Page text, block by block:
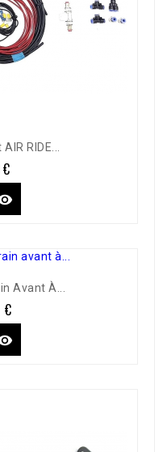
RIDE...
Avant À...
€